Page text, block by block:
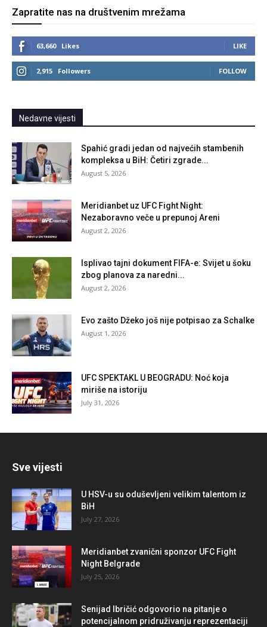
Zapratite nas na društvenim mrežama
63,660 Likes LIKE
2,915 Followers FOLLOW
Nedavne vijesti
Spahić gradi jedan od najvećih stambenih
kompleksa u BiH: Četiri zgrade...
August 5, 2026
Meridianbet uz UFC Fight Night:
Nezaboravno veče u prepunoj Areni
August 2, 2026
Isplivao tajni dokument FIFA-e: Svijet u šoku
zbog planova za naredni...
August 2, 2026
Evo zašto Džeko još nije potpisao za Schalke
August 1, 2026
UFC SPEKTAKL U BEOGRADU: Noć koja
miriše na istoriju
July 31, 2026
Sve vijesti
U HSV-u su oduševljeni velikim talentom iz
BiH
July 27, 2026
Meridianbet zvanični sponzor UFC Fight
Night Belgrade
July 25, 2026
Senijad Ibričić odgovorio na pitanje o
potencijalnom pridruživanju reprezentaciji